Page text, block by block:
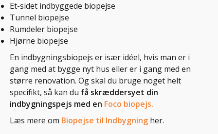
Et-sidet indbyggede biopejse
Tunnel biopejse
Rumdeler biopejse
Hjørne biopejse
En indbygningsbiopejs er især idéel, hvis man er i
gang med at bygge nyt hus eller er i gang med en
større renovation. Og skal du bruge noget helt
specifikt, så kan du få skræddersyet din
indbygningspejs med en Foco biopejs.
Læs mere om Biopejse til Indbygning her.